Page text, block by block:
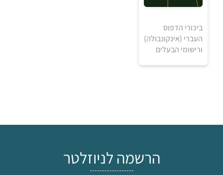
₪
למידע ולרכישה
ביכורי הדפוס
העברי (אינקונבולה)
ורישומי הבעלים
הרשמה לניוזלטר